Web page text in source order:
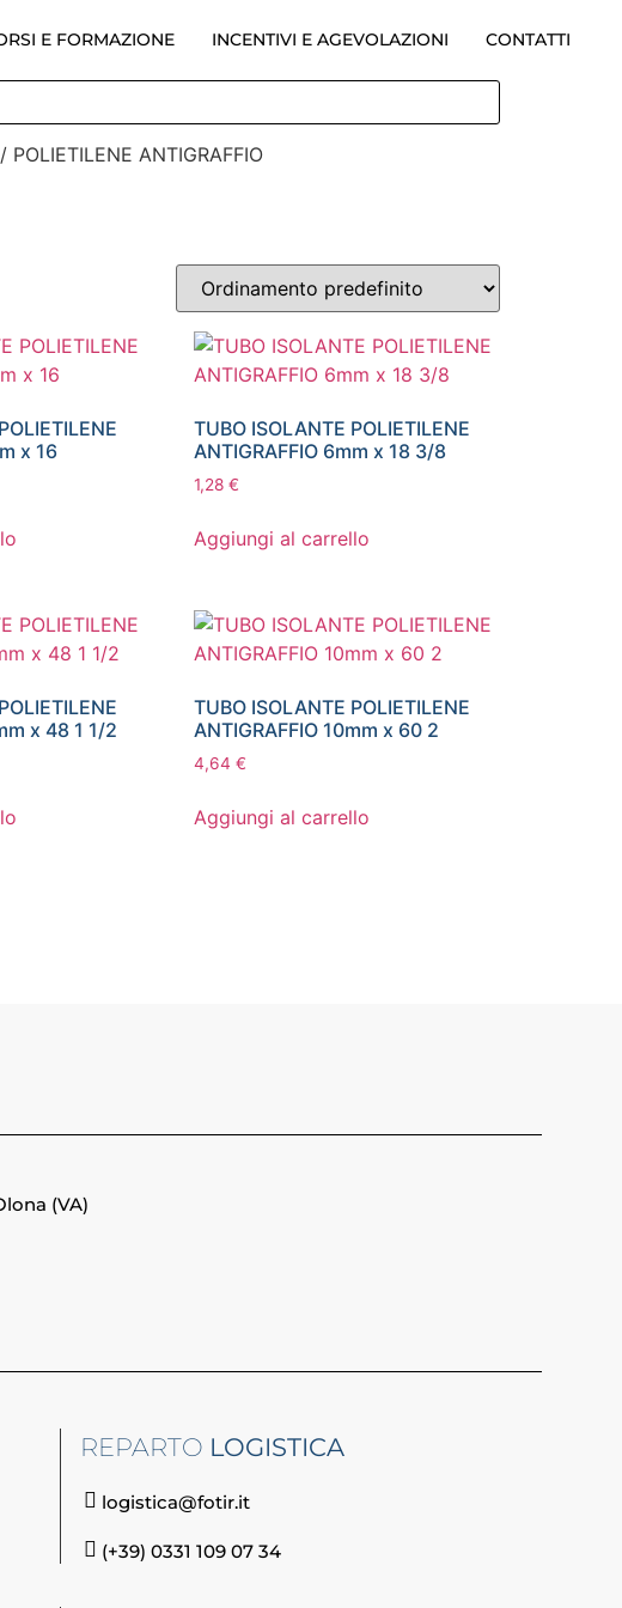
E FORMAZIONE INCENTIVI E AGEVOLAZIONI CONTATTI
/ POLIETILENE ANTIGRAFFIO
x 16
TUBO ISOLANTE POLIETILENE
ANTIGRAFFIO 6mm x 18 3/8
1,28€
Aggiungi al carrello
x 48 1 1/2
TUBO ISOLANTE POLIETILENE
ANTIGRAFFIO 10mm x 60 2
4,64€
Aggiungi al carrello
(VA)
REPARTO LOGISTICA
logistica@fotir.it
(+39) 0331 109 07 34